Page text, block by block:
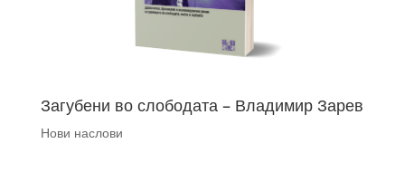
Загубени во слободата – Владимир Зарев
Нови наслови